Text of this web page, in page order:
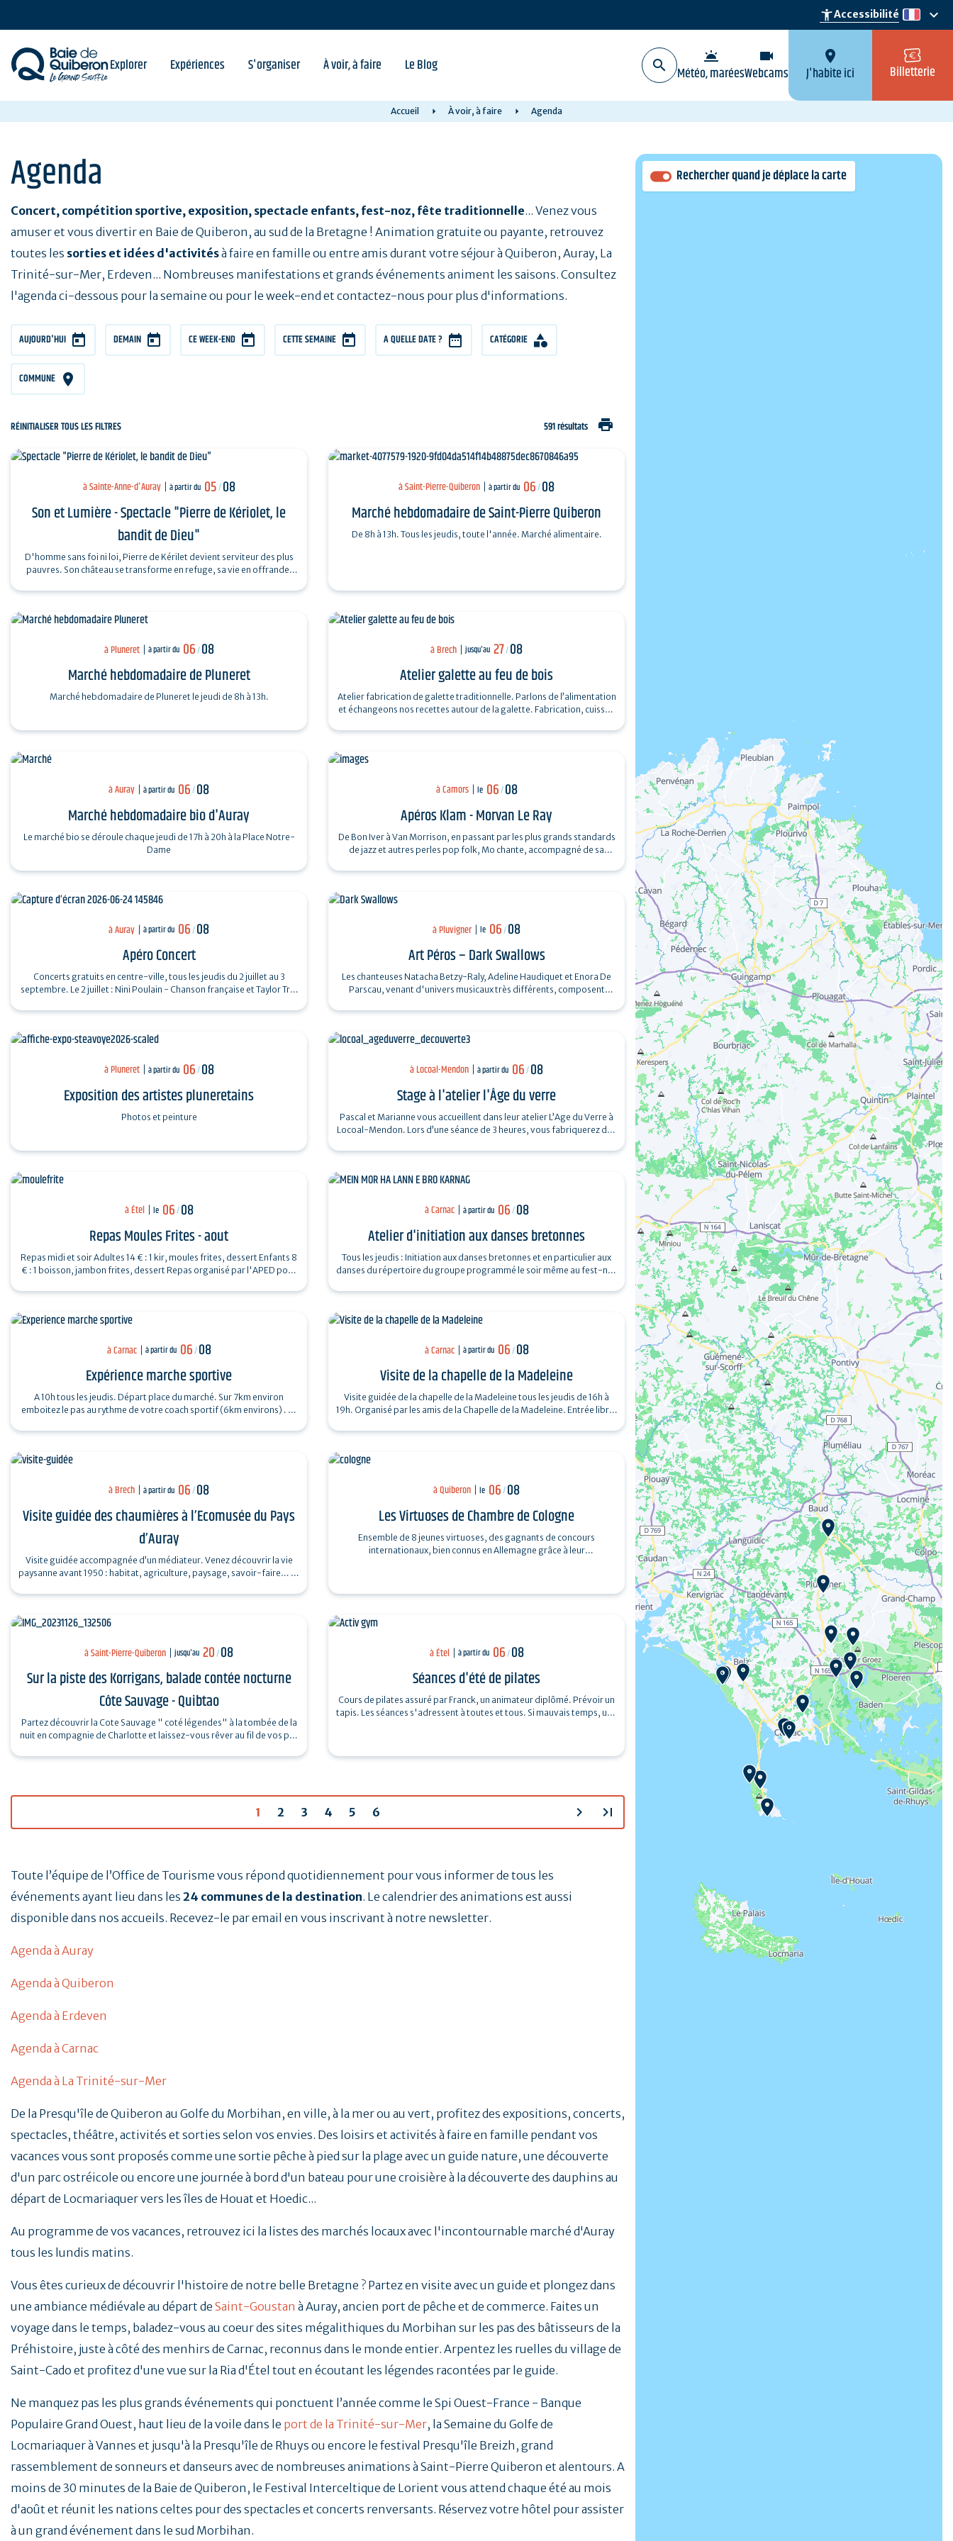
principal
accessibility_newAccessibilité fr
keyboard_arrow_down
Explorer Expériences S'organiser À voir, à faire Le Blog wb_twilight
Météo, marées
videocam
Webcams
location_on
J'habite ici Billetterie
Accueil À voir, à faire Agenda
Agenda
Concert, compétition sportive, exposition, spectacle enfants, fest-noz, fête traditionnelle... Venez vous
amuser et vous divertir en Baie de Quiberon, au sud de la Bretagne ! Animation gratuite ou payante, retrouvez
toutes les sorties et idées d'activitésà faire en famille ou entre amis durant votre séjour à Quiberon, Auray, La
Trinité-sur-Mer, Erdeven... Nombreuses manifestations et grands événements animent les saisons. Consultez
l'agenda ci-dessous pour la semaine ou pour le week-end et contactez-nous pour plus d'informations.
AUJOURD'HUI DEMAIN CE WEEK-END CETTE SEMAINE A QUELLE DATE ? CATÉGORIE
COMMUNE
RÉINITIALISER TOUS LES FILTRES 591 résultats print
à Sainte-Anne-d'Auray à partir du 05/ 08
Son et Lumière - Spectacle "Pierre de Kériolet, le
bandit de Dieu"
D'homme sans foi ni loi, Pierre de Kérilet devient serviteur des plus
pauvres. Son château se transforme en refuge, sa vie en offrande.
à Saint-Pierre-Quiberon à partir du 06/08
Marché hebdomadaire de Saint-Pierre Quiberon
De 8h à 13h. Tous les jeudis, toute l'année. Marché alimentaire.
à Pluneret à partir du 06/ 08
Marché hebdomadaire de Pluneret
Marché hebdomadaire de Pluneret le jeudi de 8h à 13h.
à Brech jusqu'au 27/08
Atelier galette au feu de bois
Atelier fabrication de galette traditionnelle. Parlons de l’alimentation
et échangeons nos recettes autour de la galette. Fabrication, cuisson
à Auray à partir du 06/08
Marché hebdomadaire bio d'Auray
Le marché bio se déroule chaque jeudi de 17h à 20h à la Place Notre-
Dame
à Camors le 06/ 08
Apéros Klam - Morvan Le Ray
De Bon Iver à Van Morrison, en passant par les plus grands standards
de jazz et autres perles pop folk, Mo chante, accompagné de sa
à Auray à partir du 06/08
Apéro Concert
Concerts gratuits en centre-ville, tous les jeudis du 2 juillet au 3
septembre. Le 2 juillet : Nini Poulain - Chanson française et Taylor Trio
à Pluvigner le 06/08
Art Péros – Dark Swallows
Les chanteuses Natacha Betzy-Raly, Adeline Haudiquet et Enora De
Parscau, venant d'univers musicaux très différents, composent
à Pluneret à partir du 06/ 08
Exposition des artistes pluneretains
Photos et peinture
à Locoal-Mendon à partir du 06/08
Stage à l'atelier l'Âge du verre
Pascal et Marianne vous accueillent dans leur atelier L’Age du Verre à
Locoal-Mendon. Lors d’une séance de 3 heures, vous fabriquerez des
à Étel le 06/ 08
Repas Moules Frites - aout
Repas midi et soir Adultes 14 € : 1 kir, moules frites, dessert Enfants 8
€ : 1 boisson, jambon frites, dessert Repas organisé par l'APED pour
à Carnac à partir du 06/ 08
Atelier d'initiation aux danses bretonnes
Tous les jeudis : Initiation aux danses bretonnes et en particulier aux
danses du répertoire du groupe programmé le soir même au fest-noz
à Carnac à partir du 06/ 08
Expérience marche sportive
A 10h tous les jeudis. Départ place du marché. Sur 7km environ
emboitez le pas au rythme de votre coach sportif (6km environs) . La
à Carnac à partir du 06/ 08
Visite de la chapelle de la Madeleine
Visite guidée de la chapelle de la Madeleine tous les jeudis de 16h à
19h. Organisé par les amis de la Chapelle de la Madeleine. Entrée libre.
à Brech à partir du 06/08
Visite guidée des chaumières à l’Ecomusée du Pays
d’Auray
Visite guidée accompagnée d’un médiateur. Venez découvrir la vie
paysanne avant 1950 : habitat, agriculture, paysage, savoir-faire… et
à Quiberon le 06/08
Les Virtuoses de Chambre de Cologne
Ensemble de 8 jeunes virtuoses, des gagnants de concours
internationaux, bien connus en Allemagne grâce à leur
à Saint-Pierre-Quiberon jusqu'au 20/08
Sur la piste des Korrigans, balade contée nocturne
Côte Sauvage - Quibtao
Partez découvrir la Cote Sauvage " coté légendes" à la tombée de la
nuit en compagnie de Charlotte et laissez-vous rêver au fil de vos pas
à Étel à partir du 06/ 08
Séances d'été de pilates
Cours de pilates assuré par Franck, un animateur diplômé. Prévoir un
tapis. Les séances s'adressent à toutes et tous. Si mauvais temps, une
1 2 3 4 5 6 chevron_right last_page
Toute l’équipe de l’Office de Tourisme vous répond quotidiennement pour vous informer de tous les
événements ayant lieu dans les 24 communes de la destination. Le calendrier des animations est aussi
disponible dans nos accueils. Recevez-le par email en vous inscrivant à notre newsletter.
Agenda à Auray
Agenda à Quiberon
Agenda à Erdeven
Agenda à Carnac
Agenda à La Trinité-sur-Mer
De la Presqu'île de Quiberon au Golfe du Morbihan, en ville, à la mer ou au vert, profitez des expositions, concerts,
spectacles, théâtre, activités et sorties selon vos envies. Des loisirs et activités à faire en famille pendant vos
vacances vous sont proposés comme une sortie pêche à pied sur la plage avec un guide nature, une découverte
d'un parc ostréicole ou encore une journée à bord d'un bateau pour une croisière à la découverte des dauphins au
départ de Locmariaquer vers les îles de Houat et Hoedic...
Au programme de vos vacances, retrouvez ici la listes des marchés locaux avec l'incontournable marché d'Auray
tous les lundis matins.
Vous êtes curieux de découvrir l'histoire de notre belle Bretagne ? Partez en visite avec un guide et plongez dans
une ambiance médiévale au départ de Saint-Goustan à Auray, ancien port de pêche et de commerce. Faites un
voyage dans le temps, baladez-vous au coeur des sites mégalithiques du Morbihan sur les pas des bâtisseurs de la
Préhistoire, juste à côté des menhirs de Carnac, reconnus dans le monde entier. Arpentez les ruelles du village de
Saint-Cado et profitez d'une vue sur la Ria d'Étel tout en écoutant les légendes racontées par le guide.
Ne manquez pas les plus grands événements qui ponctuent l’année comme le Spi Ouest-France - Banque
Populaire Grand Ouest, haut lieu de la voile dans le port de la Trinité-sur-Mer, la Semaine du Golfe de
Locmariaquer à Vannes et jusqu'à la Presqu'île de Rhuys ou encore le festival Presqu'île Breizh, grand
rassemblement de sonneurs et danseurs avec de nombreuses animations à Saint-Pierre Quiberon et alentours. A
moins de 30 minutes de la Baie de Quiberon, le Festival Interceltique de Lorient vous attend chaque été au mois
d'août et réunit les nations celtes pour des spectacles et concerts renversants. Réservez votre hôtel pour assister
à un grand événement dans le sud Morbihan.
Rechercher quand je déplace la carte